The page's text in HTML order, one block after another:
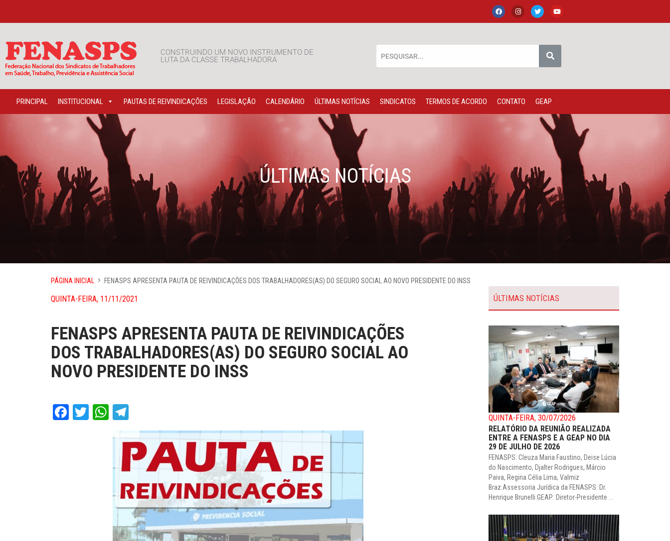
CONSTRUINDO UM NOVO INSTRUMENTO DE
LUTA DA CLASSE TRABALHADORA
PRINCIPAL INSTITUCIONAL PAUTAS DE REIVINDICAÇÕES LEGISLAÇÃO CALENDÁRIO ÚLTIMAS NOTÍCIAS SINDICATOS TERMOS DE ACORDO CONTATO GEAP
ÚLTIMAS NOTÍCIAS
PÁGINA INICIAL FENASPS APRESENTA PAUTA DE REIVINDICAÇÕES DOS TRABALHADORES(AS) DO SEGURO SOCIAL AO NOVO PRESIDENTE DO INSS
QUINTA-FEIRA, 11/11/2021
FENASPS APRESENTA PAUTA DE REIVINDICAÇÕES
DOS TRABALHADORES(AS) DO SEGURO SOCIAL AO
NOVO PRESIDENTE DO INSS
Facebook
TwitterWhatsApp
ÚLTIMAS NOTÍCIAS
QUINTA-FEIRA, 30/07/2026
RELATÓRIO DA REUNIÃO REALIZADA
ENTRE A FENASPS E A GEAP NO DIA
29 DE JULHO DE 2026
FENASPS: Cleuza Maria Faustino, Deise Lúcia
do Nascimento, Djalter Rodrigues, Márcio
Paiva, Regina Célia Lima, Valmiz
Braz.Assessoria Jurídica da FENASPS: Dr.
Henrique Brunelli.GEAP: Diretor-Presidente ...